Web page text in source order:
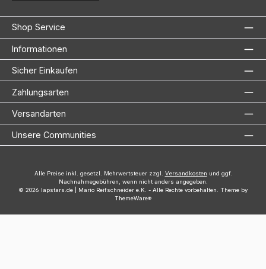
Shop Service
Informationen
Sicher Einkaufen
Zahlungsarten
Versandarten
Unsere Communities
Alle Preise inkl. gesetzl. Mehrwertsteuer zzgl. Versandkosten und ggf.
Nachnahmegebühren, wenn nicht anders angegeben.
© 2026 lapstars.de | Mario Reifschneider e.K. - Alle Rechte vorbehalten. Theme by
ThemeWare®